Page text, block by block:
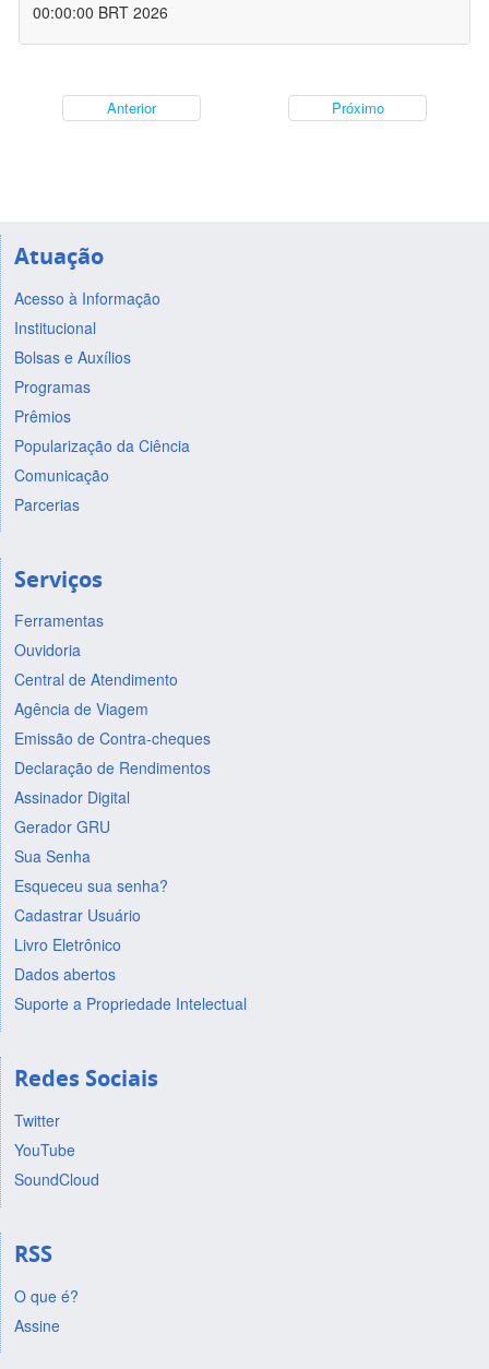
00:00:00 BRT 2026
Anterior Próximo
Atuação
Acesso à Informação
Institucional
Bolsas e Auxílios
Programas
Prêmios
Popularização da Ciência
Comunicação
Parcerias
Serviços
Ferramentas
Ouvidoria
Central de Atendimento
Agência de Viagem
Emissão de Contra-cheques
Declaração de Rendimentos
Assinador Digital
Gerador GRU
Sua Senha
Esqueceu sua senha?
Cadastrar Usuário
Livro Eletrônico
Dados abertos
Suporte a Propriedade Intelectual
Redes Sociais
Twitter
YouTube
SoundCloud
RSS
O que é?
Assine